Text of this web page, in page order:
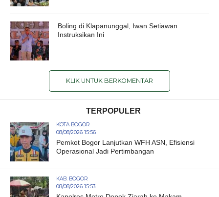
Boling di Klapanunggal, Iwan Setiawan
Instruksikan Ini
KLIK UNTUK BERKOMENTAR
TERPOPULER
KOTA BOGOR
08/08/2026 15:56
Pemkot Bogor Lanjutkan WFH ASN, Efisiensi
Operasional Jadi Pertimbangan
KAB. BOGOR
08/08/2026 15:53